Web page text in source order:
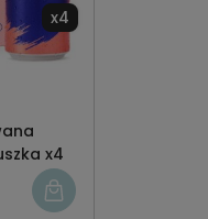
x4
x4